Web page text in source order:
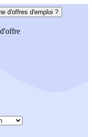
d'offres d'emploi ?